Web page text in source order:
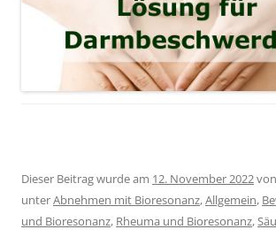
Dieser Beitrag wurde am 12. November 2022von
unterAbnehmen mit Bioresonanz,Allgemein,
und Bioresonanz, Rheuma und Bioresonanz,